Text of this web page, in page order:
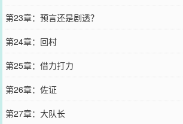
第23章：预言还是剧透？
第24章：回村
第25章：借力打力
第26章：佐证
第27章：大队长